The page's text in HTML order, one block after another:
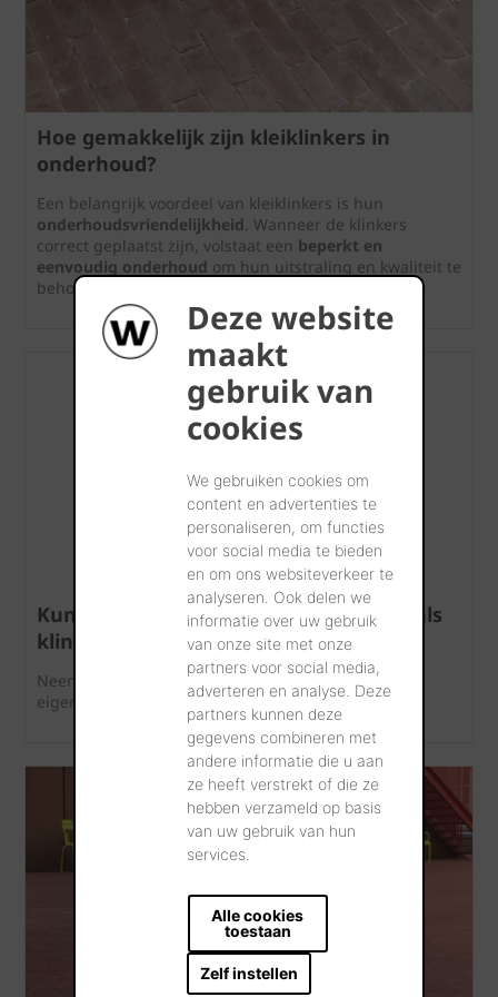
Deze website
maakt
gebruik van
cookies
We gebruiken cookies om
content en advertenties te
personaliseren, om functies
voor social media te bieden
en om ons websiteverkeer te
analyseren. Ook delen we
informatie over uw gebruik
van onze site met onze
partners voor social media,
adverteren en analyse. Deze
partners kunnen deze
gegevens combineren met
andere informatie die u aan
ze heeft verstrekt of die ze
hebben verzameld op basis
van uw gebruik van hun
services.
Alle cookies
toestaan
Zelf instellen
Hoe gemakkelijk zijn kleiklinkers in
onderhoud?
Een belangrijk voordeel van kleiklinkers is hun
onderhoudsvriendelijkheid. Wanneer de klinkers
correct geplaatst zijn, volstaat een beperkt en
eenvoudig onderhoud om hun uitstraling en kwaliteit te
behouden.
Kunnen keramische gevelstenen ook als
klinkers gebruikt worden?
Neen, keramische gevelstenen hebben andere
eigenschappen dan kleiklinkers.